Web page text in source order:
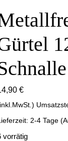
€
2-4 Tage
vorrätig